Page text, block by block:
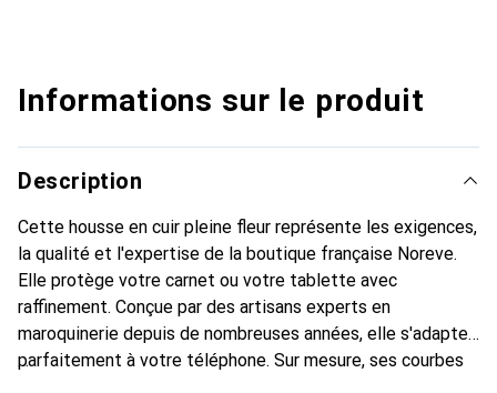
Informations sur le produit
Description
Cette housse en cuir pleine fleur représente les exigences,
la qualité et l'expertise de la boutique française Noreve.
Elle protège votre carnet ou votre tablette avec
raffinement. Conçue par des artisans experts en
maroquinerie depuis de nombreuses années, elle s'adapte
parfaitement à votre téléphone. Sur mesure, ses courbes